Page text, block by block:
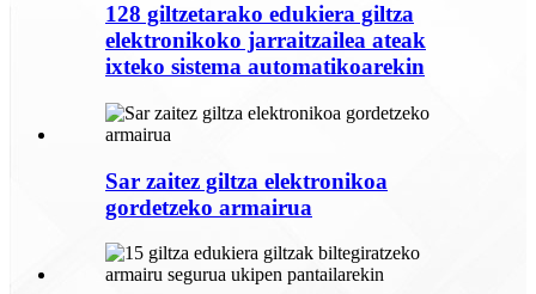
128 giltzetarako edukiera giltza
elektronikoko jarraitzailea ateak
ixteko sistema automatikoarekin
Sar zaitez giltza elektronikoa
gordetzeko armairua